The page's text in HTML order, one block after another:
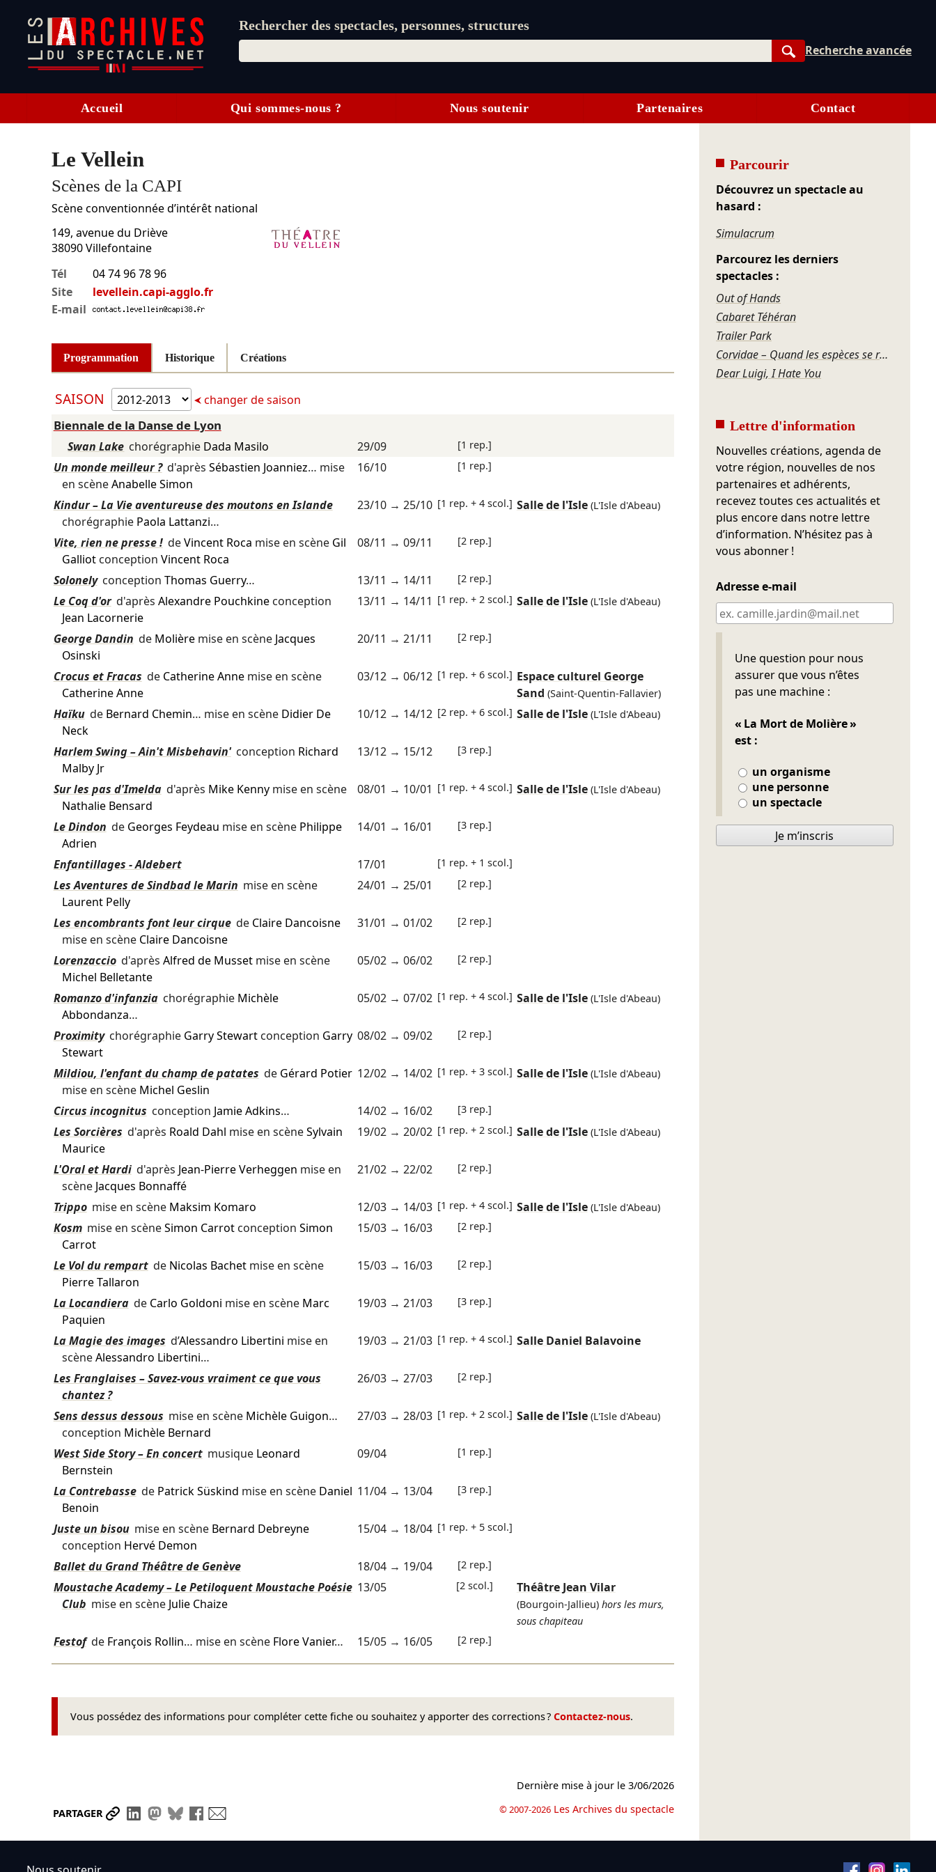
Rechercher des spectacles, personnes, structures
Rechercher
Recherche avancée
Accueil Qui sommes-nous ? Nous soutenir Partenaires Contact
Le Vellein
Scènes de la CAPI
Scène conventionnée d’intérêt national
149, avenue du Driève
38090 Villefontaine
Tél
04 74 96 78 96
Site
levellein.capi-agglo.fr
E-mail
Programmation Historique Créations
SAISON changer de saison
Biennale de la Danse de Lyon
Swan Lake chorégraphie Dada Masilo 29/09 [1 rep.]
Un monde meilleur ? d'après Sébastien Joanniez… mise
en scèneAnabelle Simon
16/10 [1 rep.]
Kindur – La Vie aventureuse des moutons en Islande
chorégraphie Paola Lattanzi…
23/10→ 25/10 [1 rep. + 4 scol.] Salle de l'Isle (L'Isle d'Abeau)
Vite, rien ne presse ! deVincent Roca mise en scène Gil
Galliotconception Vincent Roca
08/11 → 09/11 [2 rep.]
Solonely conception Thomas Guerry… 13/11 → 14/11 [2 rep.]
Le Coq d'or d'après Alexandre Pouchkineconception
Jean Lacornerie
13/11 → 14/11 [1 rep. + 2 scol.] Salle de l'Isle (L'Isle d'Abeau)
George Dandin de Molièremise en scène Jacques
Osinski
20/11 → 21/11 [2 rep.]
Crocus et Fracas de Catherine Annemise en scène
Catherine Anne
03/12→ 06/12 [1 rep. + 6 scol.] Espace culturel George
Sand (Saint-Quentin-Fallavier)
Haïku de Bernard Chemin… mise en scène Didier De
Neck
10/12→ 14/12 [2 rep. + 6 scol.] Salle de l'Isle (L'Isle d'Abeau)
Harlem Swing – Ain't Misbehavin' conception Richard
Malby Jr
13/12→ 15/12 [3 rep.]
Sur les pas d'Imelda d'après Mike Kennymise en scène
Nathalie Bensard
08/01 → 10/01 [1 rep. + 4 scol.] Salle de l'Isle (L'Isle d'Abeau)
Le Dindon de Georges Feydeau mise en scène Philippe
Adrien
14/01 → 16/01 [3 rep.]
Enfantillages - Aldebert 17/01 [1 rep. + 1 scol.]
Les Aventures de Sindbad le Marin mise en scène
Laurent Pelly
24/01 → 25/01 [2 rep.]
Les encombrants font leur cirque de Claire Dancoisne
mise en scène Claire Dancoisne
31/01 → 01/02 [2 rep.]
Lorenzaccio d'après Alfred de Mussetmise en scène
Michel Belletante
05/02→ 06/02 [2 rep.]
Romanzo d'infanzia chorégraphie Michèle
Abbondanza…
05/02→ 07/02 [1 rep. + 4 scol.] Salle de l'Isle (L'Isle d'Abeau)
Proximity chorégraphie Garry Stewartconception Garry
Stewart
08/02→ 09/02 [2 rep.]
Mildiou, l'enfant du champ de patates de Gérard Potier
mise en scène Michel Geslin
12/02→ 14/02 [1 rep. + 3 scol.] Salle de l'Isle (L'Isle d'Abeau)
Circus incognitus conception Jamie Adkins… 14/02→ 16/02 [3 rep.]
Les Sorcières d'après Roald Dahl mise en scèneSylvain
Maurice
19/02→ 20/02 [1 rep. + 2 scol.] Salle de l'Isle (L'Isle d'Abeau)
L'Oral et Hardi d'après Jean-Pierre Verheggen mise en
scène Jacques Bonnaffé
21/02→ 22/02 [2 rep.]
Trippo mise en scène Maksim Komaro 12/03→ 14/03 [1 rep. + 4 scol.] Salle de l'Isle (L'Isle d'Abeau)
Kosm mise en scèneSimon Carrotconception Simon
Carrot
15/03→ 16/03 [2 rep.]
Le Vol du rempart de Nicolas Bachetmise en scène
Pierre Tallaron
15/03→ 16/03 [2 rep.]
La Locandiera de Carlo Goldoni mise en scène Marc
Paquien
19/03→ 21/03 [3 rep.]
La Magie des images d’Alessandro Libertini mise en
scèneAlessandro Libertini…
19/03→ 21/03 [1 rep. + 4 scol.] Salle Daniel Balavoine
Les Franglaises – Savez-vous vraiment ce que vous
chantez ?
26/03→ 27/03 [2 rep.]
Sens dessus dessous mise en scène Michèle Guigon…
conception Michèle Bernard
27/03→ 28/03 [1 rep. + 2 scol.] Salle de l'Isle (L'Isle d'Abeau)
West Side Story – En concert musique Leonard
Bernstein
09/04 [1 rep.]
La Contrebasse de Patrick Süskind mise en scène Daniel
Benoin
11/04→ 13/04 [3 rep.]
Juste un bisou mise en scène Bernard Debreyne
conception Hervé Demon
15/04→ 18/04 [1 rep. + 5 scol.]
Ballet du Grand Théâtre de Genève 18/04→ 19/04 [2 rep.]
Moustache Academy – Le Petiloquent Moustache Poésie
Club mise en scène Julie Chaize
13/05 [2 scol.] Théâtre Jean Vilar
(Bourgoin-Jallieu) hors les murs,
sous chapiteau
Festof de François Rollin… mise en scène Flore Vanier… 15/05→ 16/05 [2 rep.]
Vous possédez des informations pour compléter cette fiche ou souhaitez y apporter des corrections ? Contactez-nous.
PARTAGER Partager le lien
Partager sur LinkedIn
Partager sur Mastodon
Partager sur Bluesky
Partager sur Facebook
Dernière mise à jour le3/06/2026
© 2007-2026 Les Archives du spectacle
Parcourir
Découvrez un spectacle au
hasard :
Simulacrum
Parcourez les derniers
spectacles :
Out of Hands
Cabaret Téhéran
Trailer Park
Corvidae – Quand les espèces se regardent
Dear Luigi, I Hate You
Lettre d'information
Nouvelles créations, agenda de
votre région, nouvelles de nos
partenaires et adhérents,
recevez toutes ces actualités et
plus encore dans notre lettre
d’information. N’hésitez pas à
vous abonner !
Adresse e-mail
Une question pour nous
assurer que vous n’êtes
pas une machine :
« La Mort de Molière »
est :
un organisme
une personne
un spectacle
Ne pas remplir
Je m’inscris